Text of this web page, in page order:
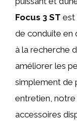
Focus 3 ST est
de conduite en
à la recherche
améliorer les
simplement de
entretien,
accessoires